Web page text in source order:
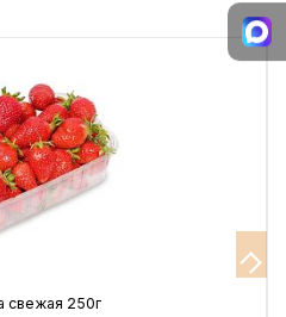
свежая 250г